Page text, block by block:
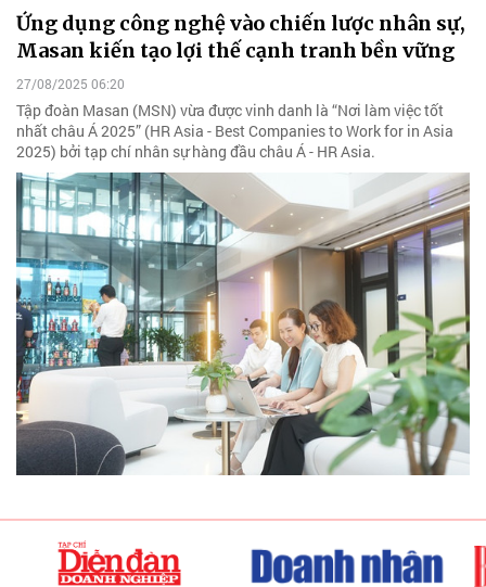
Ứng dụng công nghệ vào chiến lược nhân sự,
Masan kiến tạo lợi thế cạnh tranh bền vững
27/08/2025 06:20
Tập đoàn Masan (MSN) vừa được vinh danh là “Nơi làm việc tốt
nhất châu Á 2025” (HR Asia - Best Companies to Work for in Asia
2025) bởi tạp chí nhân sự hàng đầu châu Á - HR Asia.